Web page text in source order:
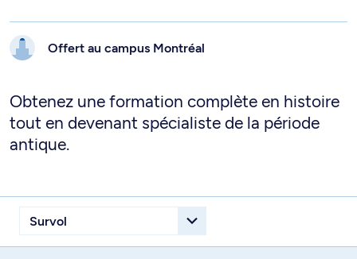
Offert au campus Montréal
Obtenez une formation complète en histoire
tout en devenant spécialiste de la période
antique.